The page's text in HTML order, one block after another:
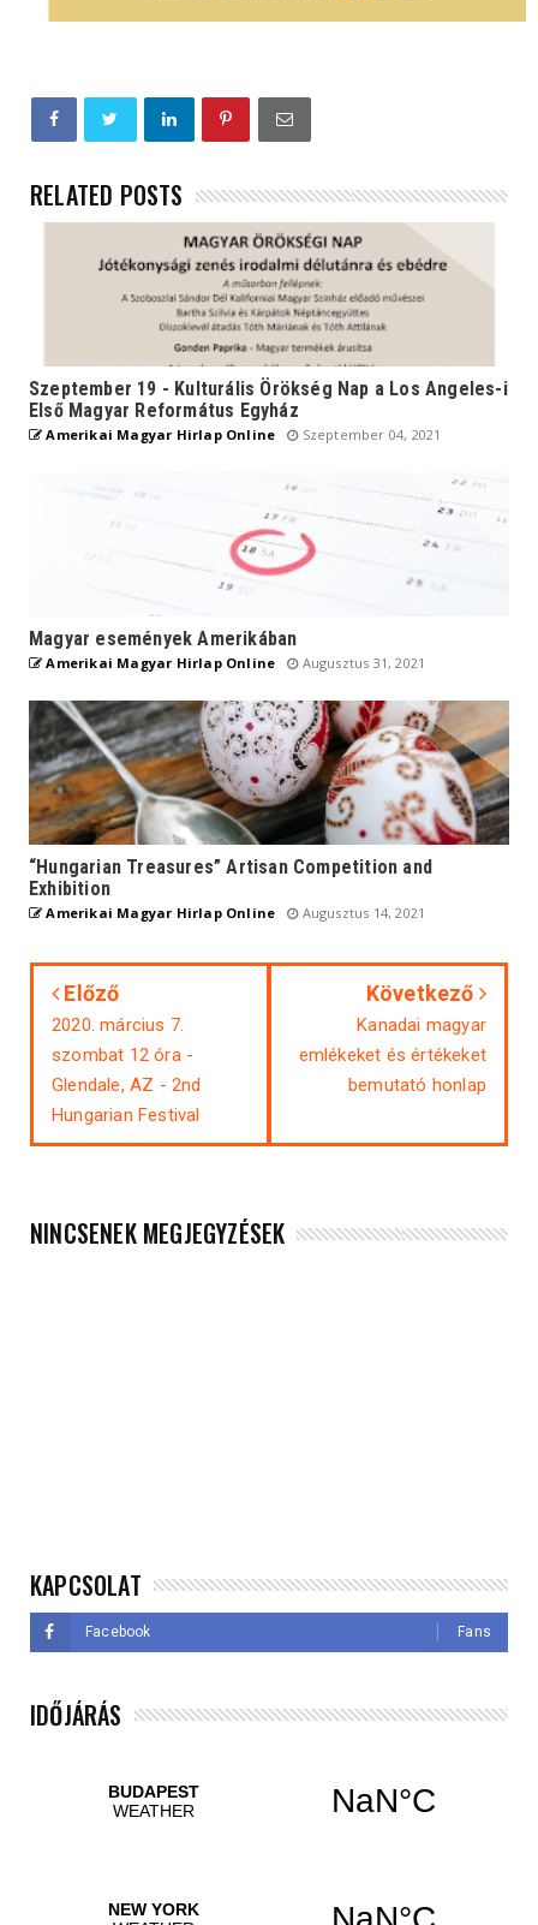
RELATED POSTS
Szeptember 19 - Kulturális Örökség Nap a Los Angeles-i
Első Magyar Református Egyház
Amerikai Magyar Hirlap Online Szeptember 04, 2021
Magyar események Amerikában
Amerikai Magyar Hirlap Online Augusztus 31, 2021
“Hungarian Treasures” Artisan Competition and
Exhibition
Amerikai Magyar Hirlap Online Augusztus 14, 2021
Előző
2020. március 7.
szombat 12 óra -
Glendale, AZ - 2nd
Hungarian Festival
Következő
Kanadai magyar
emlékeket és értékeket
bemutató honlap
NINCSENEK MEGJEGYZÉSEK
KAPCSOLAT
Facebook Fans
IDŐJÁRÁS